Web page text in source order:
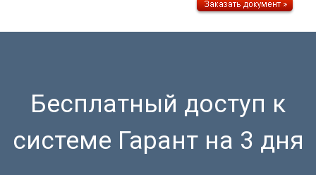
Бесплатный доступ к
системе Гарант на 3 дня